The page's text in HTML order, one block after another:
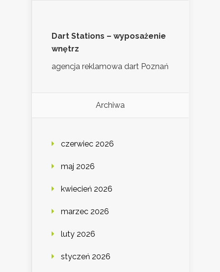
Dart Stations – wyposażenie
wnętrz
agencja reklamowa dart Poznań
Archiwa
czerwiec 2026
maj 2026
kwiecień 2026
marzec 2026
luty 2026
styczeń 2026